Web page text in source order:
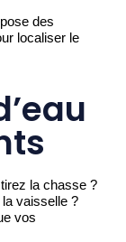
des
localiser le
la chasse ?
vaisselle ?
vos